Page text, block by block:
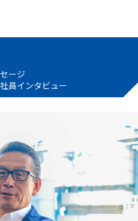
ージ
員インタビュー